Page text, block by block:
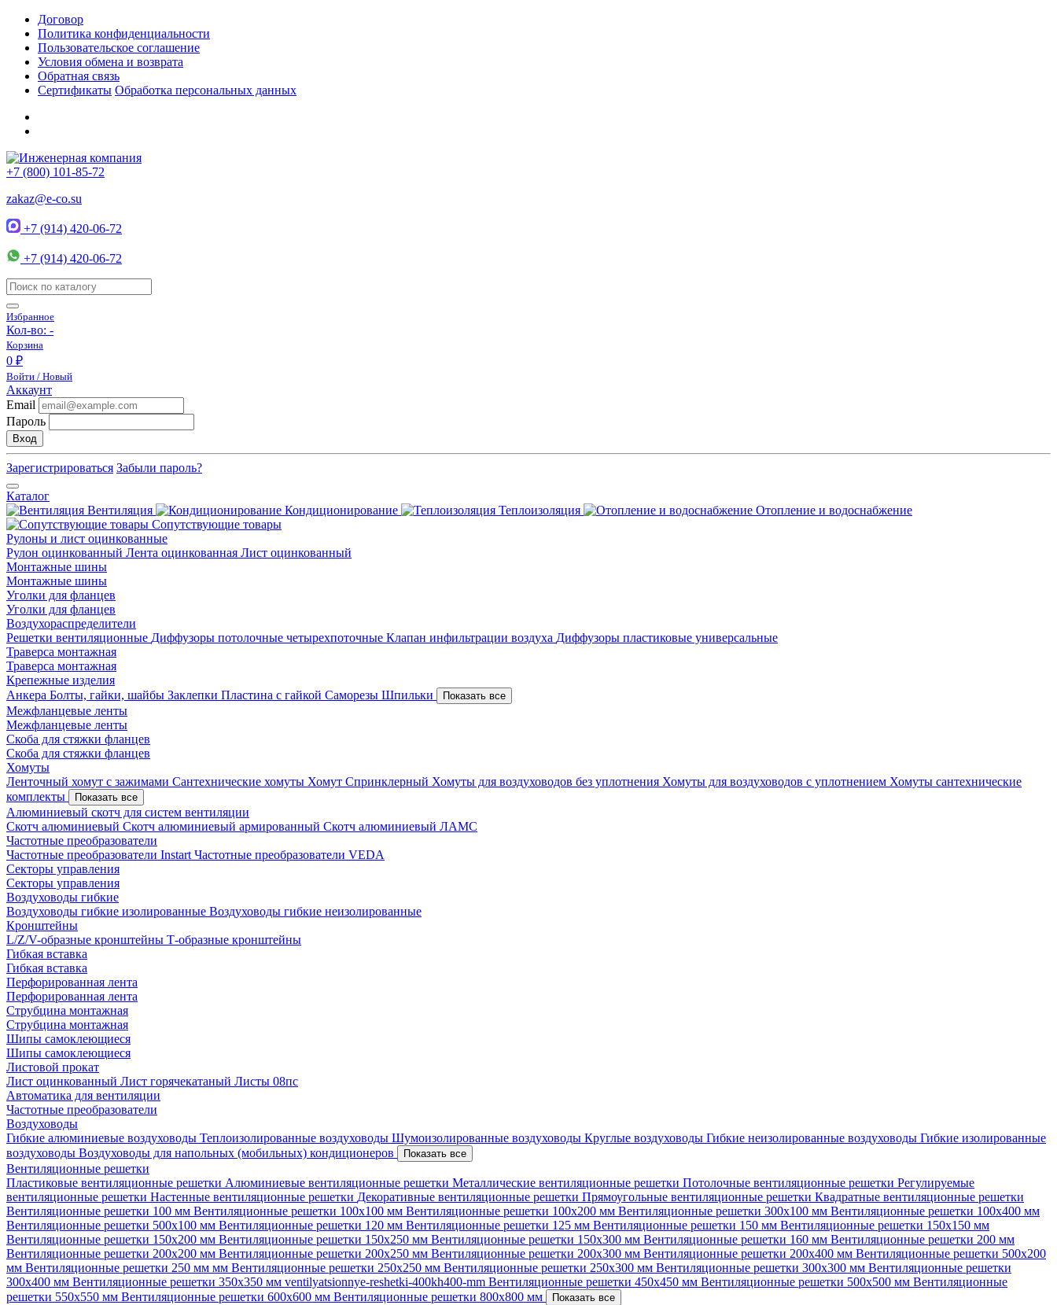
Договор
Политика конфиденциальности
Пользовательское соглашение
Условия обмена и возврата
Обратная связь
Сертификаты Обработка персональных данных
+7 (800) 101-85-72
zakaz@e-co.su
+7 (914) 420-06-72
+7 (914) 420-06-72
Избранное
Кол-во: -
Корзина
0 ₽
Войти / Новый
Аккаунт
Email
Пароль
Вход
Зарегистрироваться Забыли пароль?
Каталог
Вентиляция
Кондиционирование Теплоизоляция
Отопление и водоснабжение
Сопутствующие товары
Рулоны и лист оцинкованные
Рулон оцинкованный Лента оцинкованная Лист оцинкованный
Монтажные шины
Монтажные шины
Уголки для фланцев
Уголки для фланцев
Воздухораспределители
Решетки вентиляционные Диффузоры потолочные четырехпоточные Клапан инфильтрации воздуха Диффузоры пластиковые универсальные
Траверса монтажная
Траверса монтажная
Крепежные изделия
Анкера Болты, гайки, шайбы Заклепки Пластина с гайкой Саморезы Шпильки Показать все
Межфланцевые ленты
Межфланцевые ленты
Скоба для стяжки фланцев
Скоба для стяжки фланцев
Хомуты
Ленточный хомут с зажимами Сантехнические хомуты Хомут Спринклерный Хомуты для воздуховодов без уплотнения Хомуты для воздуховодов с уплотнением Хомуты сантехнические
комплекты
Показать все
Алюминиевый скотч для систем вентиляции
Скотч алюминиевый Скотч алюминиевый армированный Скотч алюминиевый ЛАМС
Частотные преобразователи
Частотные преобразователи Instart Частотные преобразователи VEDA
Секторы управления
Секторы управления
Воздуховоды гибкие
Воздуховоды гибкие изолированные Воздуховоды гибкие неизолированные
Кронштейны
L/Z/V-образные кронштейны Т-образные кронштейны
Гибкая вставка
Гибкая вставка
Перфорированная лента
Перфорированная лента
Струбцина монтажная
Струбцина монтажная
Шипы самоклеющиеся
Шипы самоклеющиеся
Листовой прокат
Лист оцинкованный Лист горячекатаный Листы 08пс
Автоматика для вентиляции
Частотные преобразователи
Воздуховоды
Гибкие алюминиевые воздуховоды Теплоизолированные воздуховоды Шумоизолированные воздуховоды Круглые воздуховоды Гибкие неизолированные воздуховоды Гибкие изолированные
воздуховоды Воздуховоды для напольных (мобильных) кондиционеров Показать все
Вентиляционные решетки
Пластиковые вентиляционные решетки Алюминиевые вентиляционные решетки Металлические вентиляционные решетки Потолочные вентиляционные решетки Регулируемые
вентиляционные решетки Настенные вентиляционные решетки Декоративные вентиляционные решетки Прямоугольные вентиляционные решетки Квадратные вентиляционные решетки
Вентиляционные решетки 100 мм Вентиляционные решетки 100х100 мм Вентиляционные решетки 100х200 мм Вентиляционные решетки 300х100 мм Вентиляционные решетки 100х400 мм
Вентиляционные решетки 500х100 мм Вентиляционные решетки 120 мм Вентиляционные решетки 125 мм Вентиляционные решетки 150 мм Вентиляционные решетки 150х150 мм
Вентиляционные решетки 150х200 мм Вентиляционные решетки 150х250 мм Вентиляционные решетки 150х300 мм Вентиляционные решетки 160 мм Вентиляционные решетки 200 мм
Вентиляционные решетки 200х200 мм Вентиляционные решетки 200х250 мм Вентиляционные решетки 200х300 мм Вентиляционные решетки 200х400 мм Вентиляционные решетки 500х200
мм Вентиляционные решетки 250 мм мм Вентиляционные решетки 250х250 мм Вентиляционные решетки 250х300 мм Вентиляционные решетки 300х300 мм Вентиляционные решетки
300х400 мм Вентиляционные решетки 350х350 мм ventilyatsionnye-reshetki-400kh400-mm Вентиляционные решетки 450х450 мм Вентиляционные решетки 500х500 мм Вентиляционные
решетки 550х550 мм Вентиляционные решетки 600х600 мм Вентиляционные решетки 800х800 мм Показать все